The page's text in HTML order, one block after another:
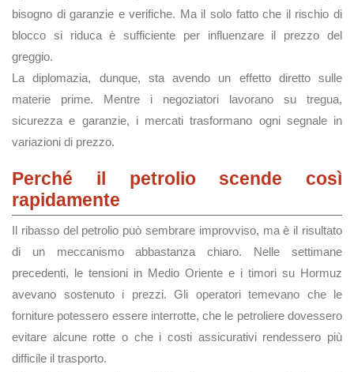
bisogno di garanzie e verifiche. Ma il solo fatto che il rischio di
blocco si riduca è sufficiente per influenzare il prezzo del
greggio.
La diplomazia, dunque, sta avendo un effetto diretto sulle
materie prime. Mentre i negoziatori lavorano su tregua,
sicurezza e garanzie, i mercati trasformano ogni segnale in
variazioni di prezzo.
Perché il petrolio scende così
rapidamente
Il ribasso del petrolio può sembrare improvviso, ma è il risultato
di un meccanismo abbastanza chiaro. Nelle settimane
precedenti, le tensioni in Medio Oriente e i timori su Hormuz
avevano sostenuto i prezzi. Gli operatori temevano che le
forniture potessero essere interrotte, che le petroliere dovessero
evitare alcune rotte o che i costi assicurativi rendessero più
difficile il trasporto.